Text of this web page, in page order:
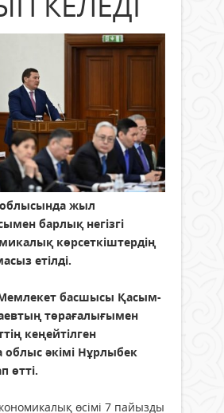
жыл
барлық негізгі
көрсеткіштердің
етілді.
басшысы Қасым-
төрағалығымен
кеңейтілген
әкімі Нұрлыбек
өтті.
өсімі 7 пайызды